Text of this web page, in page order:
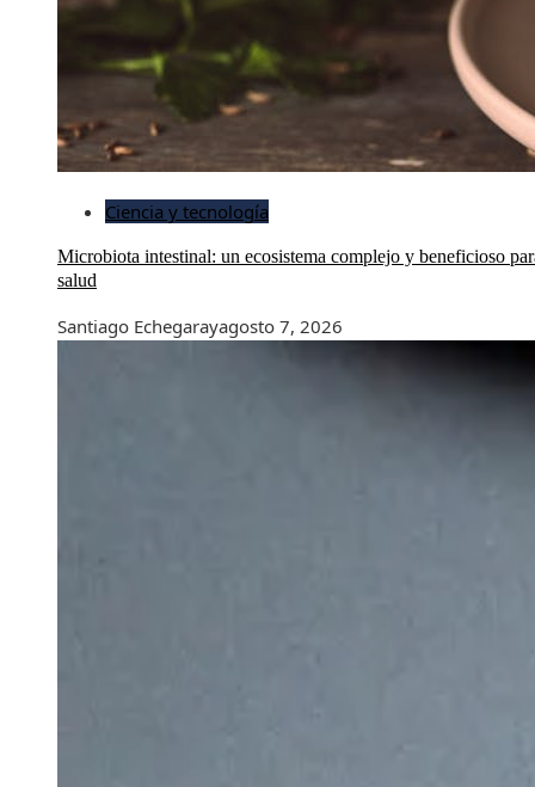
Ciencia y tecnología
Microbiota intestinal: un ecosistema complejo y beneficioso
salud
Santiago Echegarayagosto 7, 2026